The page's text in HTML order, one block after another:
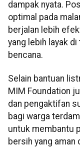
dampak nyata.
optimal pada
berjalan lebih
yang lebih layak
bencana.
Selain bantuan
MIM Foundation
dan pengaktifan
bagi warga
untuk membantu
bersih yang aman